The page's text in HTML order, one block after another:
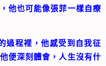
他也可能像張菲一樣自療
程裡，他感受到自我征
便深刻體會，人生沒有什